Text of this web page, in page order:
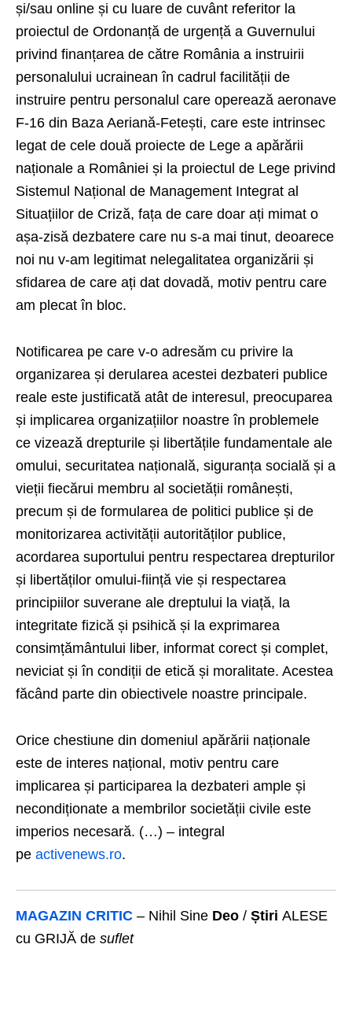
și/sau online și cu luare de cuvânt referitor la
proiectul de Ordonanță de urgență a Guvernului
privind finanțarea de către România a instruirii
personalului ucrainean în cadrul facilității de
instruire pentru personalul care operează aeronave
F-16 din Baza Aeriană-Fetești, care este intrinsec
legat de cele două proiecte de Lege a apărării
naționale a României și la proiectul de Lege privind
Sistemul Național de Management Integrat al
Situațiilor de Criză, fața de care doar ați mimat o
așa-zisă dezbatere care nu s-a mai tinut, deoarece
noi nu v-am legitimat nelegalitatea organizării și
sfidarea de care ați dat dovadă, motiv pentru care
am plecat în bloc.
Notificarea pe care v-o adresăm cu privire la
organizarea și derularea acestei dezbateri publice
reale este justificată atât de interesul, preocuparea
și implicarea organizațiilor noastre în problemele
ce vizează drepturile și libertățile fundamentale ale
omului, securitatea națională, siguranța socială și a
vieții fiecărui membru al societății românești,
precum și de formularea de politici publice și de
monitorizarea activității autorităților publice,
acordarea suportului pentru respectarea drepturilor
și libertăților omului-ființă vie și respectarea
principiilor suverane ale dreptului la viață, la
integritate fizică și psihică și la exprimarea
consimțământului liber, informat corect și complet,
neviciat și în condiții de etică și moralitate. Acestea
făcând parte din obiectivele noastre principale.
Orice chestiune din domeniul apărării naționale
este de interes național, motiv pentru care
implicarea și participarea la dezbateri ample și
necondiționate a membrilor societății civile este
imperios necesară. (…) – integral
pe activenews.ro.
MAGAZIN CRITIC – Nihil Sine Deo / Știri ALESE
cu GRIJĂ de suflet